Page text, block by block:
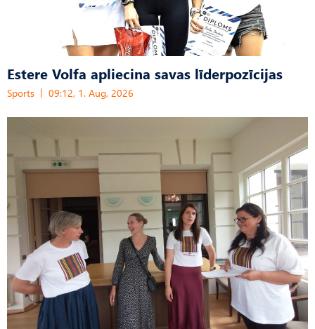
Estere Volfa apliecina savas līderpozīcijas
Sports 09:12, 1. Aug, 2026